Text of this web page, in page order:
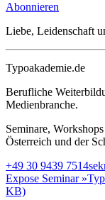
Abonnieren
Liebe, Leidenschaft
Typoakademie.de
Berufliche
Medienbranche.
Seminare,
Österreich und der
+49 30 9439 7514
Expose Seminar
KB)